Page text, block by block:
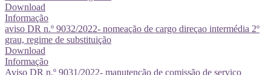
Download
Informação
aviso DR n.º 9032/2022- nomeação de cargo direçao intermédia 2º
grau, regime de substituição
Download
Informação
Aviso DR n.º 9031/2022- manutenção de comissão de serviço